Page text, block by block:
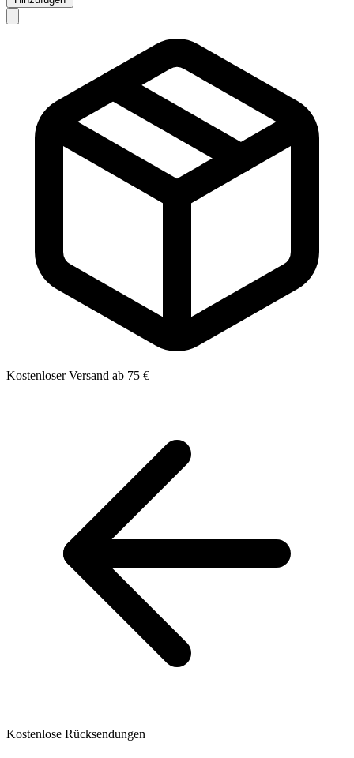
Kostenloser Versand ab 75 €
Kostenlose Rücksendungen